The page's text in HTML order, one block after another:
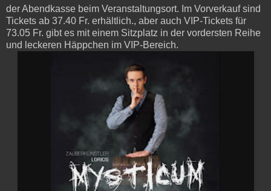
der Abendkasse beim Veranstaltungsort. Im Vorverkauf sind
Tickets ab 37.40 Fr. erhältlich., aber auch VIP-Tickets für
73.05 Fr. gibt es mit einem Sitzplatz in der vordersten Reihe
und leckeren Häppchen im VIP-Bereich.